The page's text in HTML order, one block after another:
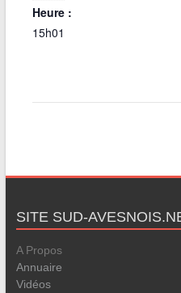
Heure :
15h01
SITE SUD-
A Propos
Annuaire
Vidéos